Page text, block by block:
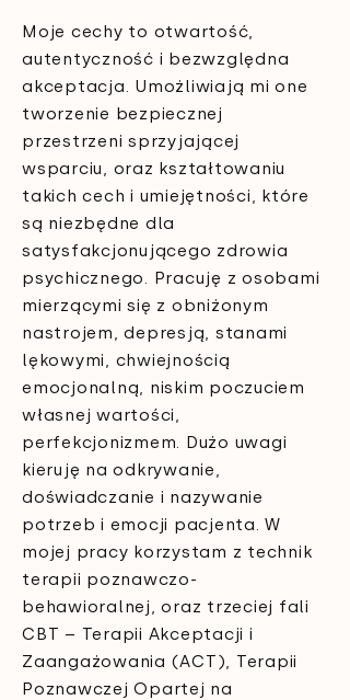
Moje cechy to otwartość,
autentyczność i bezwzględna
akceptacja. Umożliwiają mi one
tworzenie bezpiecznej
przestrzeni sprzyjającej
wsparciu, oraz kształtowaniu
takich cech i umiejętności, które
są niezbędne dla
satysfakcjonującego zdrowia
psychicznego. Pracuję z osobami
mierzącymi się z obniżonym
nastrojem, depresją, stanami
lękowymi, chwiejnością
emocjonalną, niskim poczuciem
własnej wartości,
perfekcjonizmem. Dużo uwagi
kieruję na odkrywanie,
doświadczanie i nazywanie
potrzeb i emocji pacjenta. W
mojej pracy korzystam z technik
terapii poznawczo-
behawioralnej, oraz trzeciej fali
CBT – Terapii Akceptacji i
Zaangażowania (ACT), Terapii
Poznawczej Opartej na